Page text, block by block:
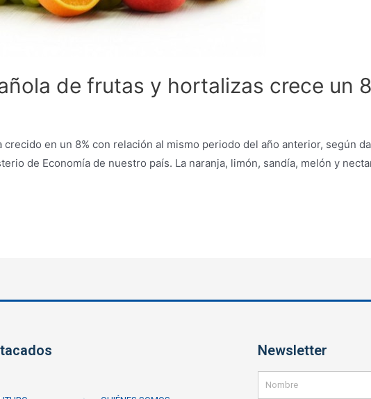
de frutas y hortalizas crece un
en un 8% con relación al mismo periodo del año anterior, según
de Economía de nuestro país. La naranja, limón, sandía, melón y
Newsletter